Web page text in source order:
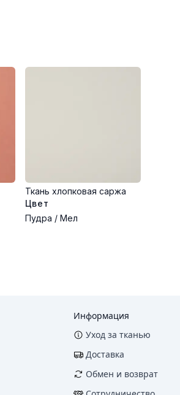
Ткань хлопковая саржа
Цвет
Пудра / Мел
Информация
Уход за тканью
Доставка
Обмен и возврат